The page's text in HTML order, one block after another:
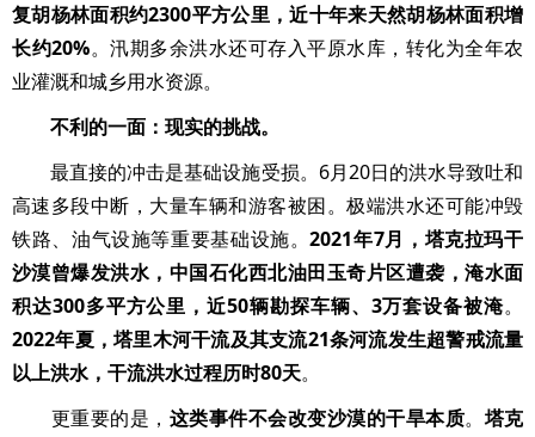
复胡杨林面积约2300平方公里，近十年来天然胡杨林面积增
长约20%。汛期多余洪水还可存入平原水库，转化为全年农
业灌溉和城乡用水资源。
不利的一面：现实的挑战。
最直接的冲击是基础设施受损。6月20日的洪水导致吐和
高速多段中断，大量车辆和游客被困。极端洪水还可能冲毁
铁路、油气设施等重要基础设施。2021年7月，塔克拉玛干
沙漠曾爆发洪水，中国石化西北油田玉奇片区遭袭，淹水面
积达300多平方公里，近50辆勘探车辆、3万套设备被淹。
2022年夏，塔里木河干流及其支流21条河流发生超警戒流量
以上洪水，干流洪水过程历时80天。
更重要的是， 这类事件不会改变沙漠的干旱本质。 塔克